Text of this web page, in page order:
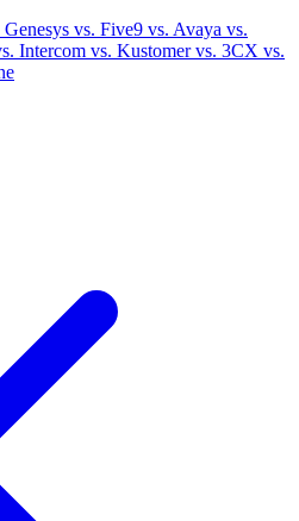
Genesys vs. Five9 vs. Avaya vs.
Intercom vs. Kustomervs. 3CX vs.